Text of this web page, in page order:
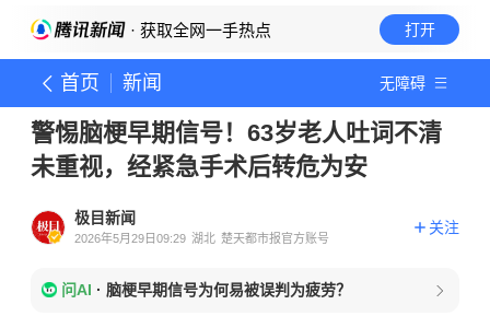
· 获取全网一手热点 打开
首页 新闻 无障碍
警惕脑梗早期信号！63岁老人吐词不清
未重视，经紧急手术后转危为安
极目新闻
2026年5月29日09:29 湖北 楚天都市报官方账号
关注
问AI · 脑梗早期信号为何易被误判为疲劳？